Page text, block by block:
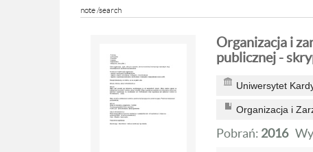
note /search
Organizacja i
publicznej -
Uniwersytet
Organizacja i
Pobrań: 2016